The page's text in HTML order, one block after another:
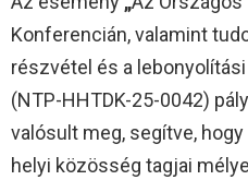
Konferencián, valamint
részvétel és a
(NTP-HHTDK-25-0042)
valósult meg, segítve,
helyi közösség tagjai